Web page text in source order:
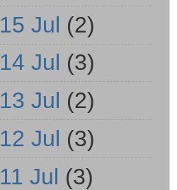
15 Jul (2)
14 Jul (3)
13 Jul (2)
12 Jul (3)
11 Jul (3)